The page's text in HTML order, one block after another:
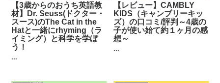
【3歳からのおうち英語教
材】Dr. Seuss(ドクター・
スース)のThe Cat in the
Hatと一緒にrhyming（ラ
イミング）と科学を学ぼ
う！
...
【レビュー】CAMBLY
KIDS（キャンブリーキッ
ズ）の口コミ/評判～4歳の
子が使い始て約１ヶ月の感
想～
...